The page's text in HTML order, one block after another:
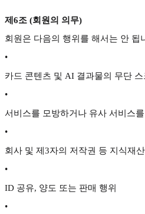
제6조 (회원의 의무)
회원은 다음의 행위를 해서는 안 됩
•
카드 콘텐츠 및 AI 결과물의 무단 스
•
서비스를 모방하거나 유사 서비스
•
회사 및 제3자의 저작권 등 지식재
•
ID 공유, 양도 또는 판매 행위
•